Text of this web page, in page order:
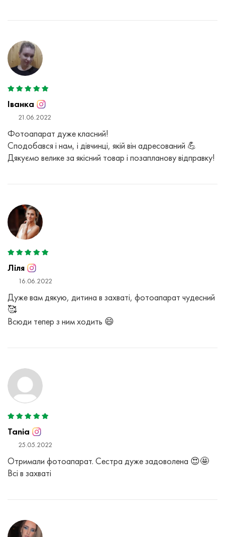
Іванка
21.06.2022
Фотоапарат дуже класний!
Сподобався і нам, і дівчинці, якій він адресований 💪
Дякуємо велике за якісний товар і позапланову відправку!
Ліля
16.06.2022
Дуже вам дякую, дитина в захваті, фотоапарат чудесний
🥰
Всюди тепер з ним ходить 😄
Tania
25.05.2022
Отримали фотоапарат. Сестра дуже задоволена 😍🤩
Всі в захваті